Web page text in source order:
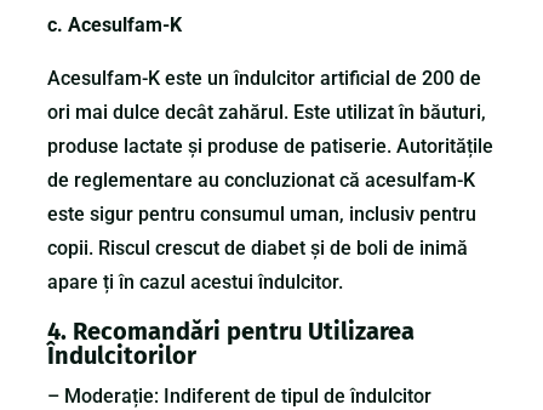
c. Acesulfam-K
Acesulfam-K este un îndulcitor artificial de 200 de
ori mai dulce decât zahărul. Este utilizat în băuturi,
produse lactate și produse de patiserie. Autoritățile
de reglementare au concluzionat că acesulfam-K
este sigur pentru consumul uman, inclusiv pentru
copii. Riscul crescut de diabet și de boli de inimă
apare ți în cazul acestui îndulcitor.
4. Recomandări pentru Utilizarea
Îndulcitorilor
– Moderație: Indiferent de tipul de îndulcitor